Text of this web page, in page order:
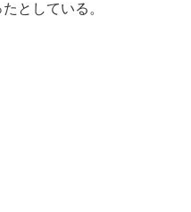
としている。